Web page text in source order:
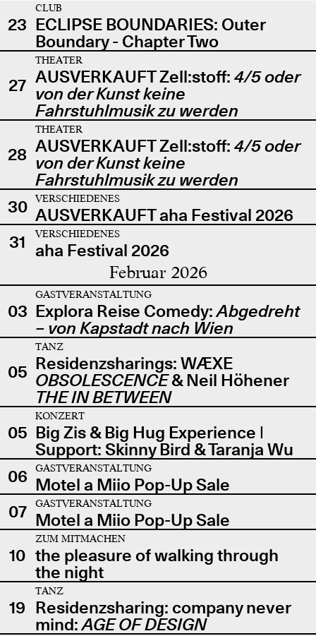
23
CLUB
ECLIPSE BOUNDARIES: Outer
Boundary - Chapter Two
27
THEATER
AUSVERKAUFT Zell:stoff: 4/5 oder
von der Kunst keine
Fahrstuhlmusik zu werden
28
THEATER
AUSVERKAUFT Zell:stoff: 4/5 oder
von der Kunst keine
Fahrstuhlmusik zu werden
30
VERSCHIEDENES
AUSVERKAUFT aha Festival 2026
31
VERSCHIEDENES
aha Festival 2026
Februar 2026
03
GASTVERANSTALTUNG
Explora Reise Comedy:Abgedreht
– von Kapstadt nach Wien
05
TANZ
Residenzsharings: WÆXE
OBSOLESCENCE& Neil Höhener
THE IN BETWEEN
05
KONZERT
Big Zis & Big Hug Experience |
Support: Skinny Bird & Taranja Wu
06
GASTVERANSTALTUNG
Motel a Miio Pop-Up Sale
07
GASTVERANSTALTUNG
Motel a Miio Pop-Up Sale
10
ZUM MITMACHEN
the pleasure of walking through
the night
19
TANZ
Residenzsharing: company never
mind:AGE OF DESIGN